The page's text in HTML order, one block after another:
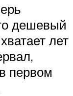
дешевый
лет
первом